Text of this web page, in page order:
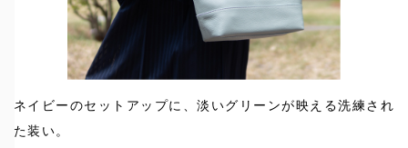
ネイビーのセットアップに、淡いグリーンが映える洗練され
た装い。